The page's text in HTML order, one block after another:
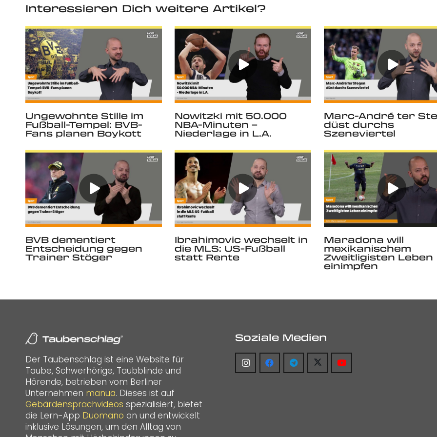
Interessieren Dich weitere Artikel?
Ungewohnte Stille im
Fußball-Tempel: BVB-
Fans planen Boykott
Nowitzki mit 50.000
NBA-Minuten –
Niederlage in L.A.
Marc-André ter
düst durchs
Szeneviertel
BVB dementiert
Entscheidung gegen
Trainer Stöger
Ibrahimovic wechselt in
die MLS: US-Fußball
statt Rente
Maradona will
mexikanischem
Zweitligisten Leben
einimpfen
Der Taubenschlag ist eine Website für
Taube, Schwerhörige, Taubblinde und
Hörende, betrieben vom Berliner
Unternehmen manua. Dieses ist auf
Gebärdensprachvideos spezialisiert, bietet
die Lern-App Duomano an und entwickelt
inklusive Lösungen, um den Alltag von
Soziale Medien